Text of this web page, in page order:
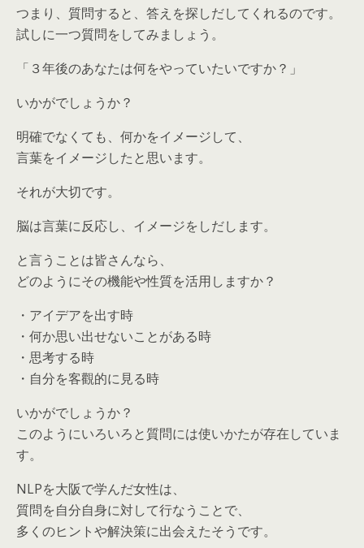
つまり、質問すると、答えを探しだしてくれるのです。
試しに一つ質問をしてみましょう。
「３年後のあなたは何をやっていたいですか？」
いかがでしょうか？
明確でなくても、何かをイメージして、
言葉をイメージしたと思います。
それが大切です。
脳は言葉に反応し、イメージをしだします。
と言うことは皆さんなら、
どのようにその機能や性質を活用しますか？
・アイデアを出す時
・何か思い出せないことがある時
・思考する時
・自分を客觀的に見る時
いかがでしょうか？
このようにいろいろと質問には使いかたが存在していま
す。
NLPを大阪で学んだ女性は、
質問を自分自身に対して行なうことで、
多くのヒントや解決策に出会えたそうです。